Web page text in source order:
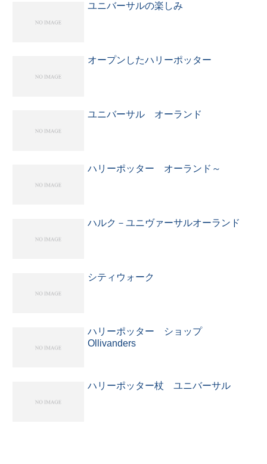
ユニバーサルの楽しみ
オープンしたハリーポッター
ユニバーサル オーランド
ハリーポッター オーランド～
ハルク－ユニヴァーサルオーランド
シティウォーク
ハリーポッター ショップ
Ollivanders
ハリーポッター杖 ユニバーサル